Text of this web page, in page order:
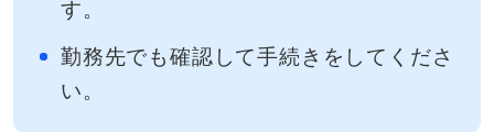
す。
勤務先でも確認して手続きをしてくださ
い。